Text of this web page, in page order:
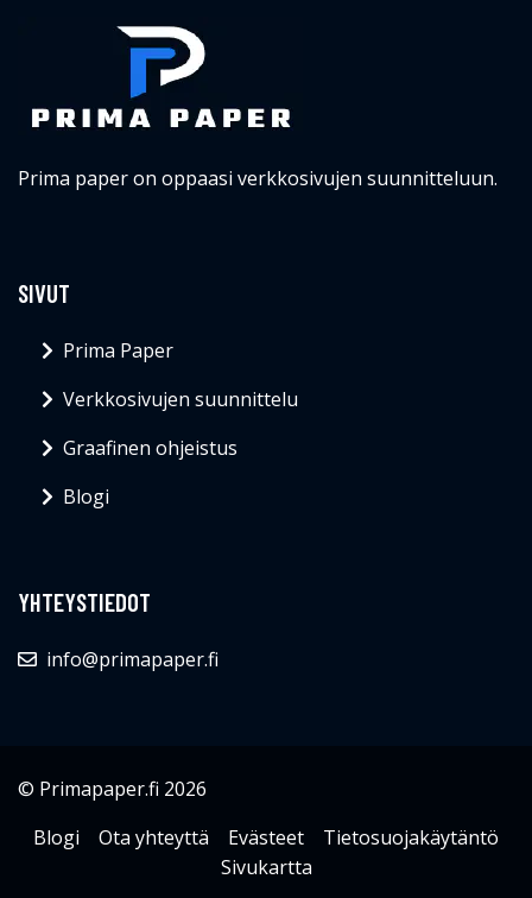
Prima paper on oppaasi verkkosivujen suunnitteluun.
SIVUT
Prima Paper
Verkkosivujen suunnittelu
Graafinen ohjeistus
Blogi
YHTEYSTIEDOT
info@primapaper.fi
© Primapaper.fi 2026
Blogi
Ota yhteyttä Evästeet
Tietosuojakäytäntö
Sivukartta